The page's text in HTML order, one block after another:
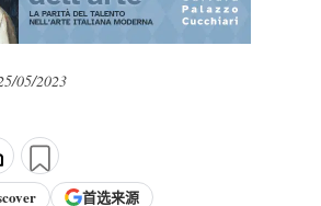
05/2023
首选来源